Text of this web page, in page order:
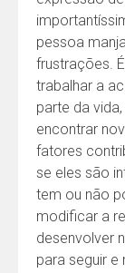
pessoa
frustrações.
trabalhar a
parte da
encontrar
fatores
se eles são
tem ou não
modificar a
desenvolver
para seguir